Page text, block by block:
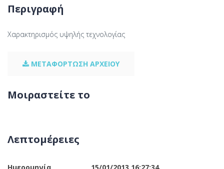
Περιγραφή
Χαρακτηρισμός υψηλής τεχνολογίας
ΜΕΤΑΦΟΡΤΩΣΗ ΑΡΧΕΙΟΥ
Μοιραστείτε το
Λεπτομέρειες